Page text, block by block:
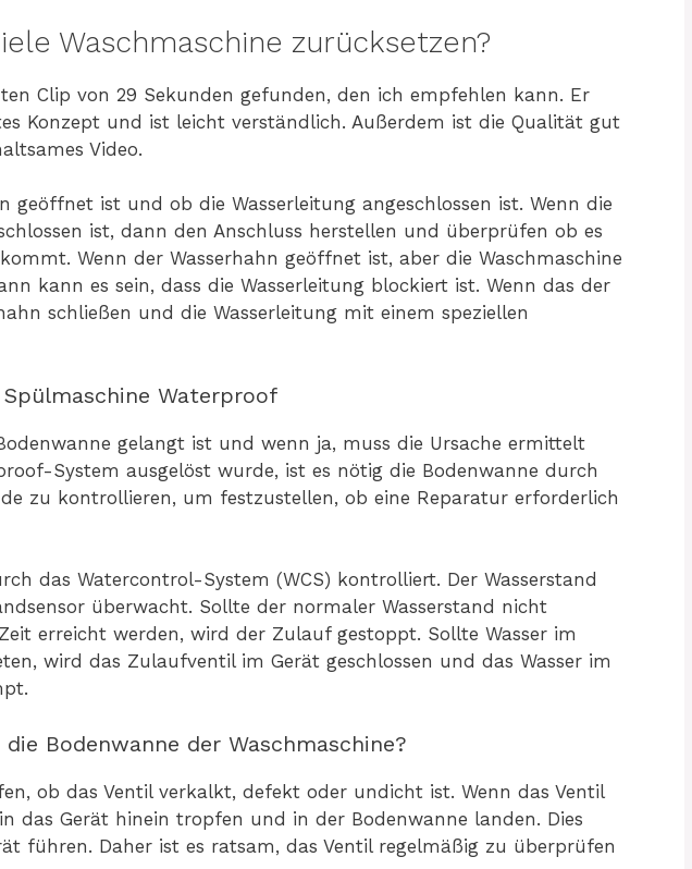
Waschmaschine zurücksetzen?
Clip von 29 Sekunden gefunden, den ich empfehlen kann. Er
Konzept und ist leicht verständlich. Außerdem ist die Qualität gut
Video.
geöffnet ist und ob die Wasserleitung angeschlossen ist. Wenn die
ist, dann den Anschluss herstellen und überprüfen ob es
Wenn der Wasserhahn geöffnet ist, aber die Waschmaschine
kann es sein, dass die Wasserleitung blockiert ist. Wenn das der
schließen und die Wasserleitung mit einem speziellen
Waterproof
gelangt ist und wenn ja, muss die Ursache ermittelt
System ausgelöst wurde, ist es nötig die Bodenwanne durch
zu kontrollieren, um festzustellen, ob eine Reparatur erforderlich
das Watercontrol-System (WCS) kontrolliert. Der Wasserstand
überwacht. Sollte der normaler Wasserstand nicht
erreicht werden, wird der Zulauf gestoppt. Sollte Wasser im
wird das Zulaufventil im Gerät geschlossen und das Wasser im
Bodenwanne der Waschmaschine?
ob das Ventil verkalkt, defekt oder undicht ist. Wenn das Ventil
das Gerät hinein tropfen und in der Bodenwanne landen. Dies
führen. Daher ist es ratsam, das Ventil regelmäßig zu überprüfen